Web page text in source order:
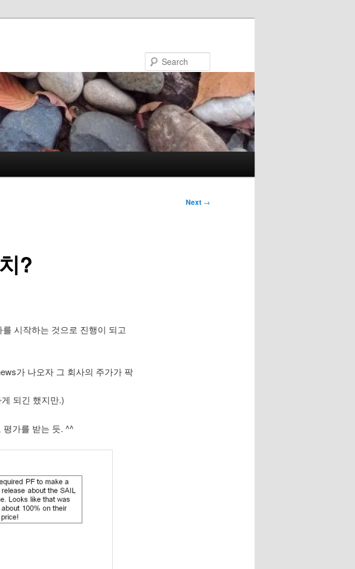
Next →
?
시작하는 것으로 진행이 되고
가 나오자 그 회사의 주가가 팍
되긴 했지만.)
가를 받는 듯. ^^